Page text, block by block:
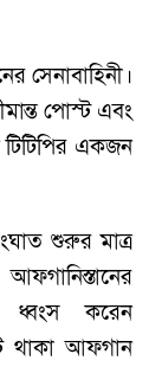
সেনাবাহিনী।
পোস্ট এবং
একজন
শুরুর মাত্র
ধ্বংস করেন
থাকা আফগান